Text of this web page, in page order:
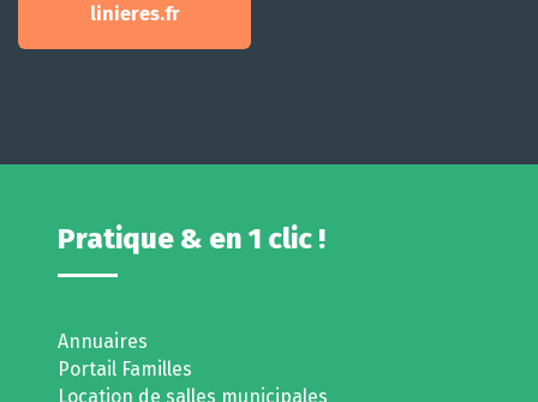
linieres.fr
Pratique & en 1 clic !
Annuaires
Portail Familles
Location de salles municipales